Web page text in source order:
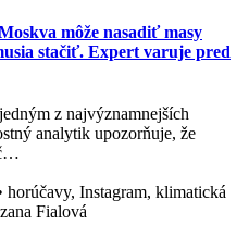
môže nasadiť masy
stačiť. Expert varuje pred
z najvýznamnejších
analytik upozorňuje, že
horúčavy, Instagram, klimatická
Fialová